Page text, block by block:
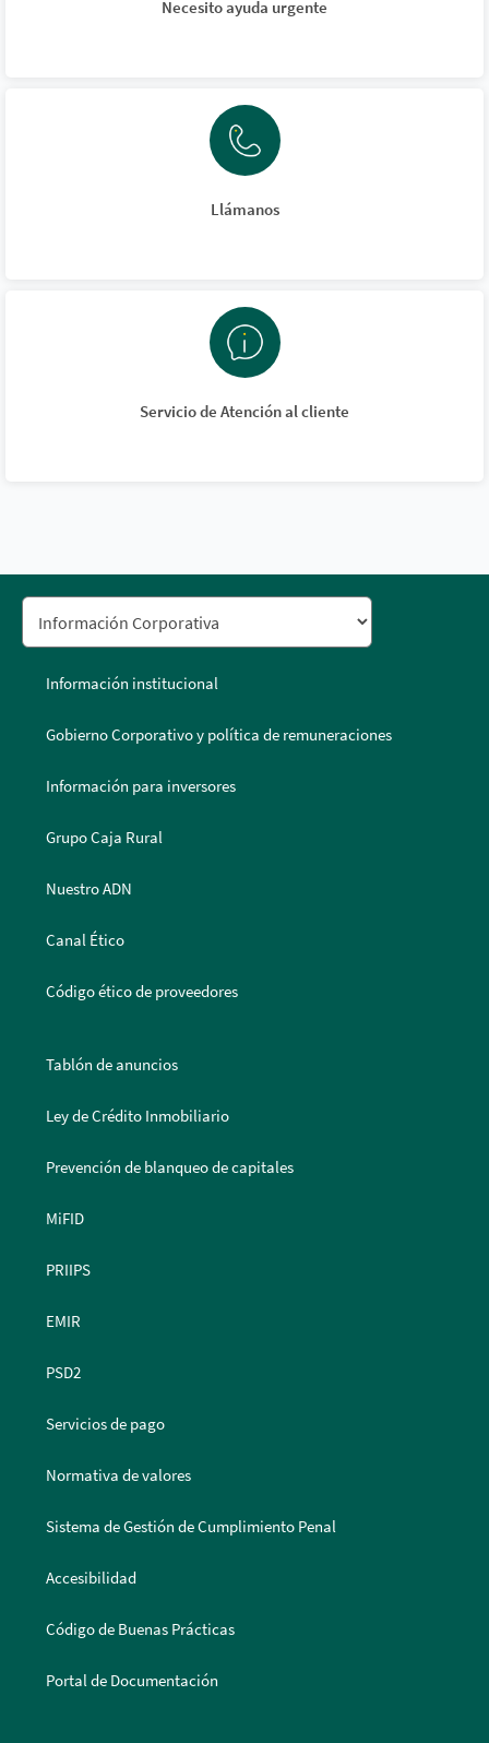
Necesito ayuda urgente
Llámanos
Servicio de Atención al cliente
Información institucional
Gobierno Corporativo y política de remuneraciones
Información para inversores
Grupo Caja Rural
Nuestro ADN
Canal Ético
Código ético de proveedores
Tablón de anuncios
Ley de Crédito Inmobiliario
Prevención de blanqueo de capitales
MiFID
PRIIPS
EMIR
PSD2
Servicios de pago
Normativa de valores
Sistema de Gestión de Cumplimiento Penal
Accesibilidad
Código de Buenas Prácticas
Portal de Documentación